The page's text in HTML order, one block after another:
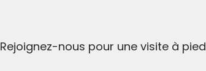
nous pour une visite à pied